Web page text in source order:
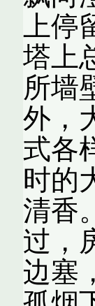
上
塔上
所墙
外，
式各
时的
清香
过，
边塞